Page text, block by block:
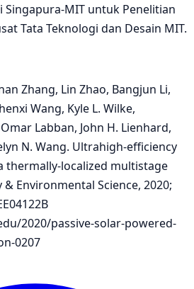
Singapura-MIT untuk Penelitian
Tata Teknologi dan Desain MIT.
Zhang, Lin Zhao, Bangjun Li,
Wang, Kyle L. Wilke,
Labban, John H. Lienhard,
N. Wang. Ultrahigh-efficiency
thermally-localized multistage
Environmental Science, 2020;
2020/passive-solar-powered-
0207